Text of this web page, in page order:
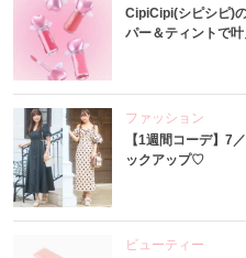
CipiCipi(シピシピ)
パー＆ティントで
ファッション
【1週間コーデ】7
ックアップ♡
ビューティー